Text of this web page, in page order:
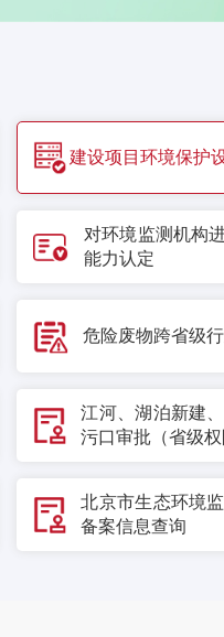
建设项目环境保护
对环境监测机构
能力认定
危险废物跨省级
江河、湖泊新建
污口审批（省级权
北京市生态环境
备案信息查询